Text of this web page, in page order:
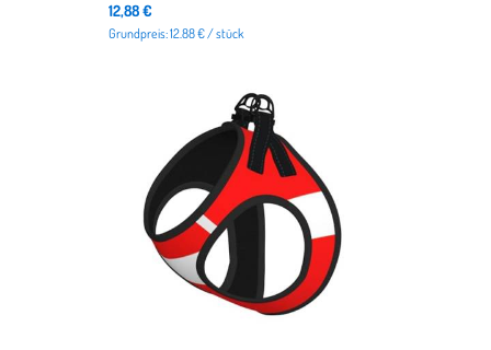
12,88 €
Grundpreis: 12.88 € / stück